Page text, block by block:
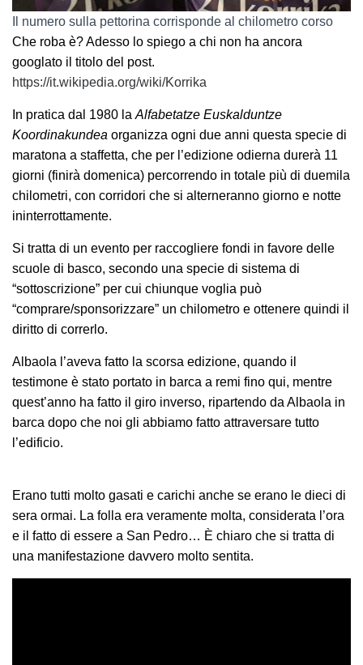
Il numero sulla pettorina corrisponde al chilometro corso
Che roba è? Adesso lo spiego a chi non ha ancora
googlato il titolo del post.
https://it.wikipedia.org/wiki/Korrika
In pratica dal 1980 la Alfabetatze Euskalduntze
Koordinakundea organizza ogni due anni questa specie di
maratona a staffetta, che per l’edizione odierna durerà 11
giorni (finirà domenica) percorrendo in totale più di duemila
chilometri, con corridori che si alterneranno giorno e notte
ininterrottamente.
Si tratta di un evento per raccogliere fondi in favore delle
scuole di basco, secondo una specie di sistema di
“sottoscrizione” per cui chiunque voglia può
“comprare/sponsorizzare” un chilometro e ottenere quindi il
diritto di correrlo.
Albaola l’aveva fatto la scorsa edizione, quando il
testimone è stato portato in barca a remi fino qui, mentre
quest’anno ha fatto il giro inverso, ripartendo da Albaola in
barca dopo che noi gli abbiamo fatto attraversare tutto
l’edificio.
Erano tutti molto gasati e carichi anche se erano le dieci di
sera ormai. La folla era veramente molta, considerata l’ora
e il fatto di essere a San Pedro… È chiaro che si tratta di
una manifestazione davvero molto sentita.